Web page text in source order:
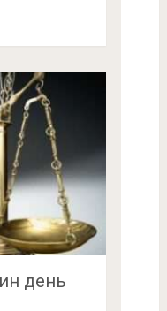
день